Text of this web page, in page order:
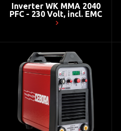
Inverter WK MMA 2040
PFC - 230 Volt, incl. EMC